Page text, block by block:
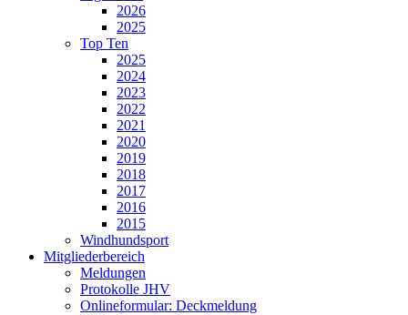
2026
2025
Top Ten
2025
2024
2023
2022
2021
2020
2019
2018
2017
2016
2015
Windhundsport
Mitgliederbereich
Meldungen
Protokolle JHV
Onlineformular: Deckmeldung